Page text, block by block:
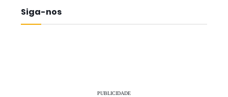
Siga-nos
PUBLICIDADE